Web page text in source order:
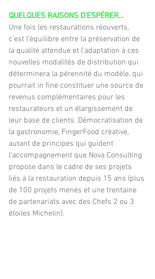
QUELQUES RAISONS D’ESPÉRER…
Une fois les restaurations réouverts,
c’est l’équilibre entre la préservation de
la qualité attendue et l’adaptation à ces
nouvelles modalités de distribution qui
déterminera la pérennité du modèle, qui
pourrait in fine constituer une source de
revenus complémentaires pour les
restaurateurs et un élargissement de
leur base de clients. Démocratisation de
la gastronomie, FingerFood créative,
autant de principes qui guident
l’accompagnement que Nova Consulting
propose dans le cadre de ses projets
liés à la restauration depuis 15 ans (plus
de 100 projets menés et une trentaine
de partenariats avec des Chefs 2 ou 3
étoiles Michelin).